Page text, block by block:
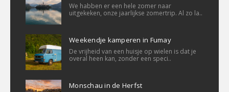
We habben er een hele zomer naar
uitgekeken, onze jaarlijkse zomertrip. Al zo la..
Weekendje kamperen in Fumay
De vrijheid van een huisje op wielen is dat je
overal heen kan, zonder een speci..
Monschau in de Herfst